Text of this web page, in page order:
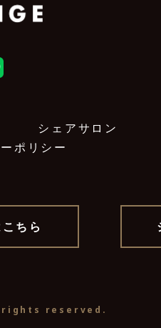
シェアサロン
ポリシー
ちら
reserved.